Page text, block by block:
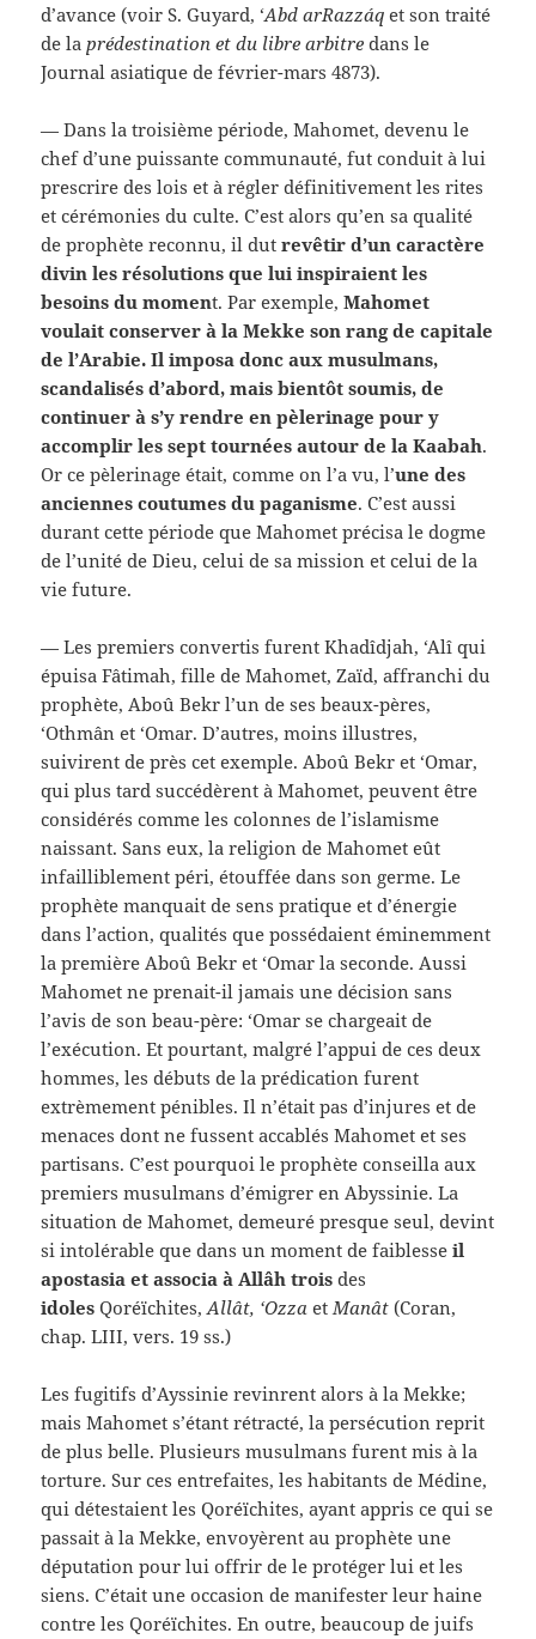
d’avance (voir S. Guyard, ‘Abd arRazzáq et son traité
de laprédestination et du libre arbitre dans le
Journal asiatique de février-mars 4873).
— Dans la troisième période, Mahomet, devenu le
chef d’une puissante communauté, fut conduit à lui
prescrire des lois et à régler définitivement les rites
et cérémonies du culte. C’est alors qu’en sa qualité
de prophète reconnu, il dutrevêtir d’un caractère
divin les résolutions que lui inspiraient les
besoins du moment. Par exemple,Mahomet
voulait conserver à la Mekke son rang de capitale
de l’Arabie. Il imposa donc aux musulmans,
scandalisés d’abord, mais bientôt soumis, de
continuer à s’y rendre en pèlerinage pour y
accomplir les sept tournées autour de la Kaabah.
Or ce pèlerinage était, comme on l’a vu, l’une des
anciennes coutumes du paganisme. C’est aussi
durant cette période que Mahomet précisa le dogme
de l’unité de Dieu, celui de sa mission et celui de la
vie future.
— Les premiers convertis furent Khadîdjah, ‘Alî qui
épuisa Fâtimah, fille de Mahomet, Zaïd, affranchi du
prophète, Aboû Bekr l’un de ses beaux-pères,
‘Othmân et ‘Omar. D’autres, moins illustres,
suivirent de près cet exemple. Aboû Bekr et ‘Omar,
qui plus tard succédèrent à Mahomet, peuvent être
considérés comme les colonnes de l’islamisme
naissant. Sans eux, la religion de Mahomet eût
infailliblement péri, étouffée dans son germe. Le
prophète manquait de sens pratique et d’énergie
dans l’action, qualités que possédaient éminemment
la première Aboû Bekr et ‘Omar la seconde. Aussi
Mahomet ne prenait-il jamais une décision sans
l’avis de son beau-père: ‘Omar se chargeait de
l’exécution. Et pourtant, malgré l’appui de ces deux
hommes, les débuts de la prédication furent
extrèmement pénibles. Il n’était pas d’injures et de
menaces dont ne fussent accablés Mahomet et ses
partisans. C’est pourquoi le prophète conseilla aux
premiers musulmans d’émigrer en Abyssinie. La
situation de Mahomet, demeuré presque seul, devint
si intolérable que dans un moment de faiblesseil
apostasia et associa à Allâh troisdes
idolesQoréïchites,Allât, ‘Ozza etManât (Coran,
chap. LIII, vers. 19 ss.)
Les fugitifs d’Ayssinie revinrent alors à la Mekke;
mais Mahomet s’étant rétracté, la persécution reprit
de plus belle. Plusieurs musulmans furent mis à la
torture. Sur ces entrefaites, les habitants de Médine,
qui détestaient les Qoréïchites, ayant appris ce qui se
passait à la Mekke, envoyèrent au prophète une
députation pour lui offrir de le protéger lui et les
siens. C’était une occasion de manifester leur haine
contre les Qoréïchites. En outre, beaucoup de juifs